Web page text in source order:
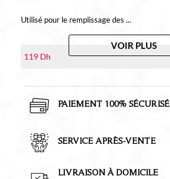
Utilisé pour le remplissage des ...
119 Dh
VOIR PLUS
PAIEMENT 100% SÉCURISÉ
SERVICE APRÈS-VENTE
LIVRAISON À DOMICILE